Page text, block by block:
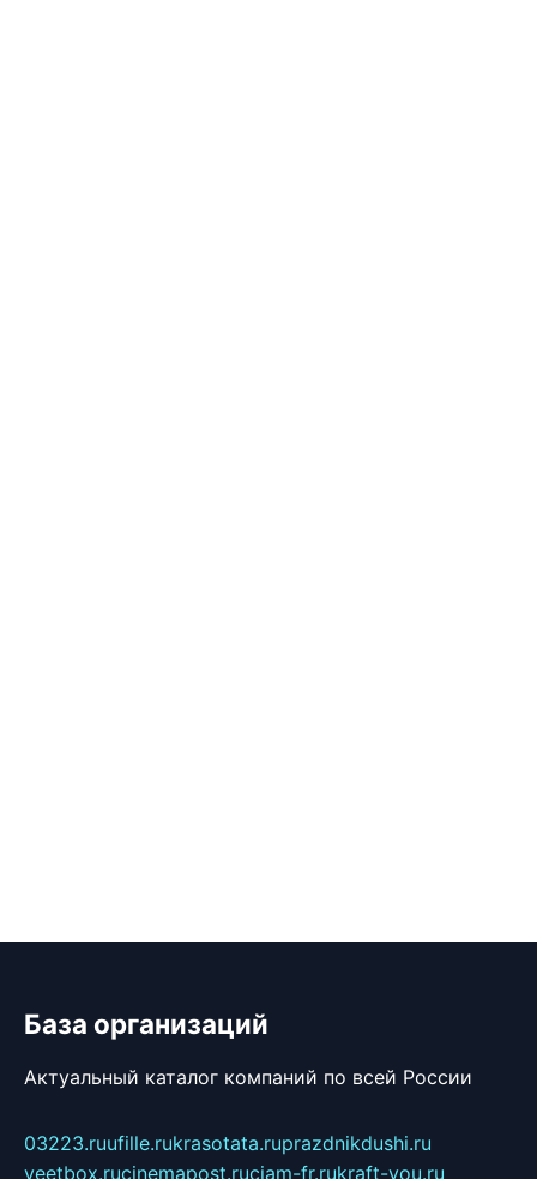
База организаций
Актуальный каталог компаний по всей России
03223.ruufille.rukrasotata.ruprazdnikdushi.ru
veetbox.rucinemapost.ruciam-fr.rukraft-you.ru